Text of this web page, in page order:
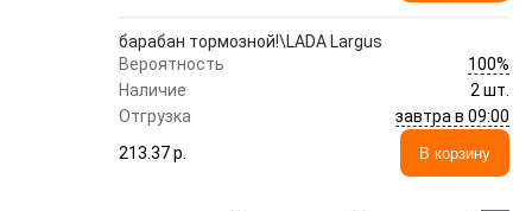
барабан тормозной!\LADA Largus
Вероятность
100%
Наличие
2 шт.
Отгрузка
завтра в 09:00
213.37 p.
В корзину